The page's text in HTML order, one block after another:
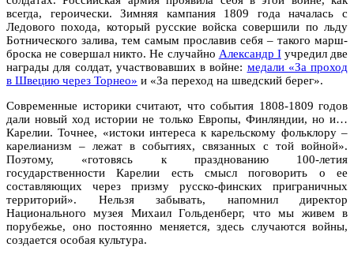
всегда, героически. Зимняя кампания 1809 года началась с
Ледового похода, который русские войска совершили по льду
Ботнического залива, тем самым прославив себя – такого марш-
броска не совершал никто. Не случайно Александр Iучредил две
награды для солдат, участвовавших в войне: медали «За проход
в Швецию через Торнео» и «За переход на шведский берег».
Современные историки считают, что события 1808-1809 годов
дали новый ход истории не только Европы, Финляндии, но и…
Карелии. Точнее, «истоки интереса к карельскому фольклору –
карелианизм – лежат в событиях, связанных с той войной».
Поэтому, «готовясь к празднованию 100-летия
государственности Карелии есть смысл поговорить о ее
составляющих через призму русско-финских приграничных
территорий». Нельзя забывать, напомнил директор
Национального музея Михаил Гольденберг, что мы живем в
порубежье, оно постоянно меняется, здесь случаются войны,
создается особая культура.